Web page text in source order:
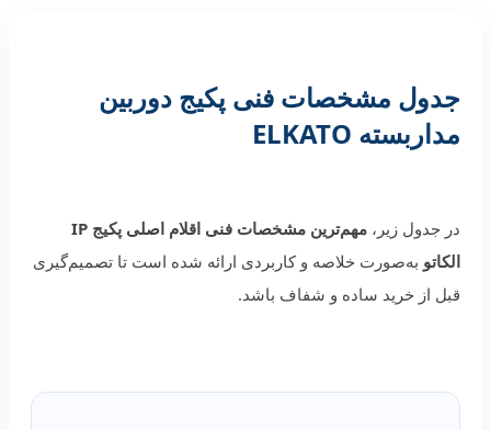
جدول مشخصات فنی پکیج دوربین
مداربسته ELKATO
در جدول زیر،
مهم‌ترین مشخصات فنی اقلام اصلی پکیج IP
الکاتو به‌صورت خلاصه و کاربردی ارائه شده است تا تصمیم‌گیری
قبل از خرید ساده و شفاف باشد.